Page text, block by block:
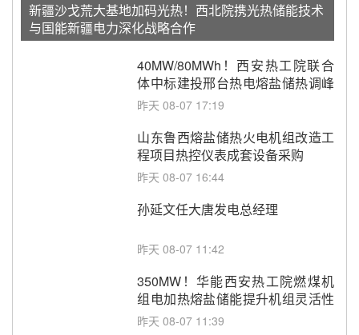
新疆沙戈荒大基地加码光热！西北院携光热储能技术
与国能新疆电力深化战略合作
40MW/80MWh！西安热工院联合
体中标建投邢台热电熔盐储热调峰
调频改造EPC项目
昨天 08-07 17:19
山东鲁西熔盐储热火电机组改造工
程项目热控仪表成套设备采购
昨天 08-07 16:44
孙延文任大唐发电总经理
昨天 08-07 11:42
350MW！华能西安热工院燃煤机
组电加热熔盐储能提升机组灵活性
改造项目初步设计第三方评审服务
昨天 08-07 11:39